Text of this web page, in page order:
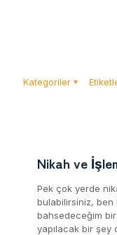
Kategoriler
Nikah ve
Pek çok yerde
bulabilirsiniz, ben
bahsedeceğim
yapılacak bir şey